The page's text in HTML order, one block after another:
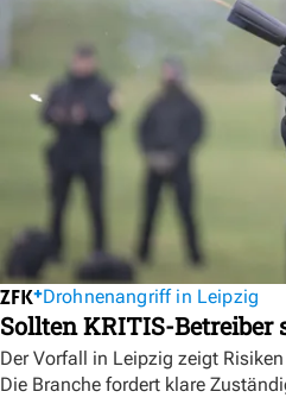
Drohnenangriff in Leipzig
Sollten KRITIS-Betreiber
Der Vorfall in Leipzig zeigt
Die Branche fordert klare